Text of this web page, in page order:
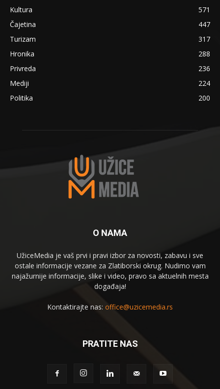
Kultura
571
Čajetina
447
Turizam
317
Hronika
288
Privreda
236
Mediji
224
Politika
200
O NAMA
UžiceMedia je vaš prvi i pravi izbor za novosti, zabavu i sve
ostale informacije vezane za Zlatiborski okrug. Nudimo vam
najažurnije informacije, slike i video, pravo sa aktuelnih mesta
događaja!
Kontaktirajte nas: office@uzicemedia.rs
PRATITE NAS